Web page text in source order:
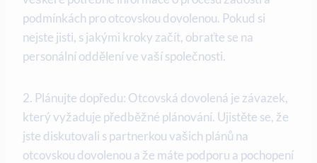
podmínkách pro otcovskou dovolenou. Pokud si
nejste jisti, s jakými‍ kroky začít, obraťte se na
personální oddělení ⁣ve vaší ​společnosti.
2. Plánujte dopředu: Otcovská dovolená je závazek,
‍který vyžaduje předběžné plánování.⁢ Ujistěte se, že
jste diskutovali s partnerkou vašich plánů na
otcovskou dovolenou a že máte ⁢podporu a pochopení